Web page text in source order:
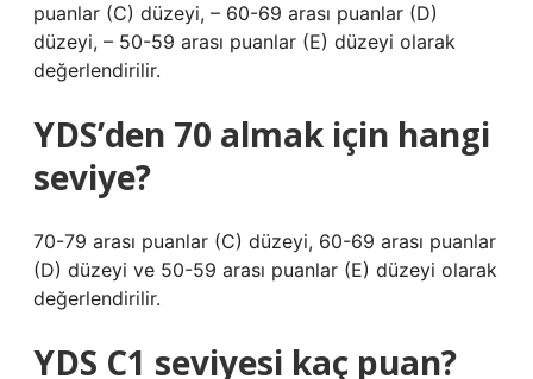
puanlar (C) düzeyi, – 60-69 arası puanlar (D)
düzeyi, – 50-59 arası puanlar (E) düzeyi olarak
değerlendirilir.
YDS’den 70 almak için hangi
seviye?
70-79 arası puanlar (C) düzeyi, 60-69 arası puanlar
(D) düzeyi ve 50-59 arası puanlar (E) düzeyi olarak
değerlendirilir.
YDS C1 seviyesi kaç puan?